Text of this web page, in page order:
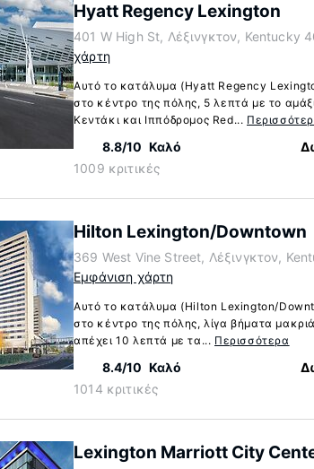
Hyatt Regency Lexington
401 W High St, Λέξινγκτον, Kentucky
χάρτη
Αυτό το κατάλυμα (Hyatt Regency
στο κέντρο της πόλης, 5 λεπτά με το
Κεντάκι και Ιππόδρομος Red...
8.8/10 Καλό
1009 κριτικές
Hilton Lexington/Downtown
369 West Vine Street, Λέξινγκτον,
Εμφάνιση χάρτη
Αυτό το κατάλυμα (Hilton Lexington/
στο κέντρο της πόλης, λίγα βήματα
απέχει 10 λεπτά με τα... Περισσότερα
8.4/10 Καλό
1014 κριτικές
Lexington Marriott City